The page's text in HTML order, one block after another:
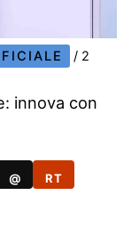
/ 2
innova con
@ RT